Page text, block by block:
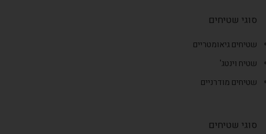
סוגי שטיחים
שטיחים גיאומטריים
שטיח וינטג'
שטיחים מודרניים
סוגי שטיחים